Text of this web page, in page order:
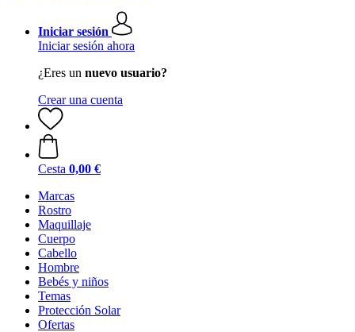
Iniciar sesión
Iniciar sesión ahora
¿Eres un nuevo usuario?
Crear una cuenta
Cesta 0,00 €
Marcas
Rostro
Maquillaje
Cuerpo
Cabello
Hombre
Bebés y niños
Temas
Protección Solar
Ofertas